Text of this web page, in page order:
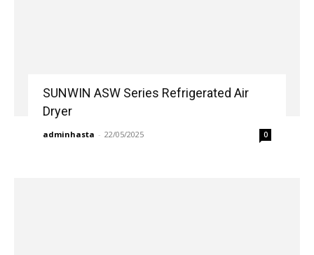
SUNWIN ASW Series Refrigerated Air
Dryer
adminhasta - 22/05/2025 0